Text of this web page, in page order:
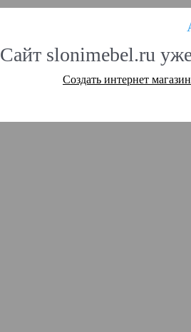
Сайт slonimebel.ru
Создать интернет магазин